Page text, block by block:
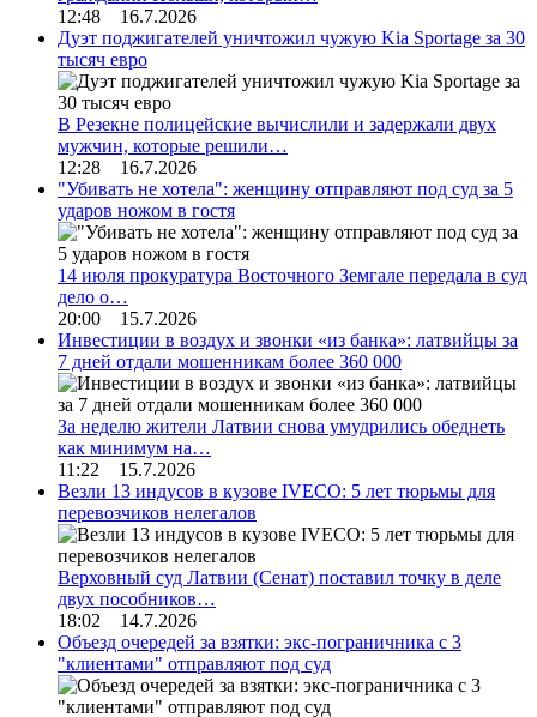
12:48 16.7.2026
Дуэт поджигателей уничтожил чужую Kia Sportage за 30
тысяч евро
В Резекне полицейские вычислили и задержали двух
мужчин, которые решили…
12:28 16.7.2026
"Убивать не хотела": женщину отправляют под суд за 5
ударов ножом в гостя
14 июля прокуратура Восточного Земгале передала в суд
дело о…
20:00 15.7.2026
Инвестиции в воздух и звонки «из банка»: латвийцы за
7 дней отдали мошенникам более 360 000
За неделю жители Латвии снова умудрились обеднеть
как минимум на…
11:22 15.7.2026
Везли 13 индусов в кузове IVECO: 5 лет тюрьмы для
перевозчиков нелегалов
Верховный суд Латвии (Сенат) поставил точку в деле
двух пособников…
18:02 14.7.2026
Объезд очередей за взятки: экс-пограничника с 3
"клиентами" отправляют под суд